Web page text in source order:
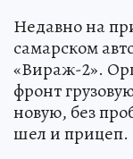
Недавно на
самарском
«Вираж-2».
фронт
новую, без
шел и прицеп.